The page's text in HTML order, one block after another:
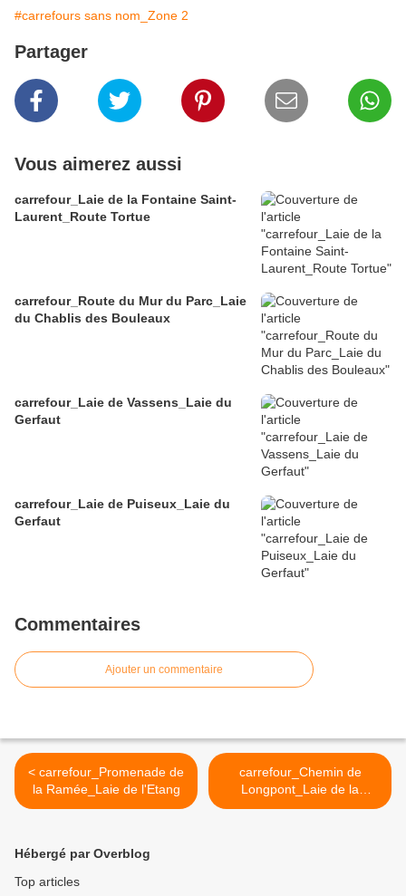
#carrefours sans nom_Zone 2
Partager
Vous aimerez aussi
carrefour_Laie de la Fontaine Saint-
Laurent_Route Tortue
carrefour_Route du Mur du Parc_Laie
du Chablis des Bouleaux
carrefour_Laie de Vassens_Laie du
Gerfaut
carrefour_Laie de Puiseux_Laie du
Gerfaut
Commentaires
Ajouter un commentaire
< carrefour_Promenade de
la Ramée_Laie de l'Etang
carrefour_Chemin de
Longpont_Laie de la
Grosse Pierre >
Hébergé par Overblog
Top articles